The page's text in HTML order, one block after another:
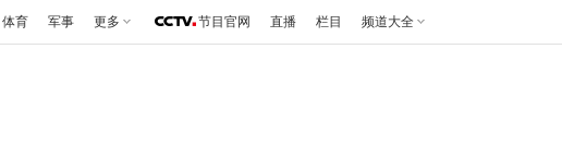
体育 军事 更多 节目官网 直播 栏目 频道大全